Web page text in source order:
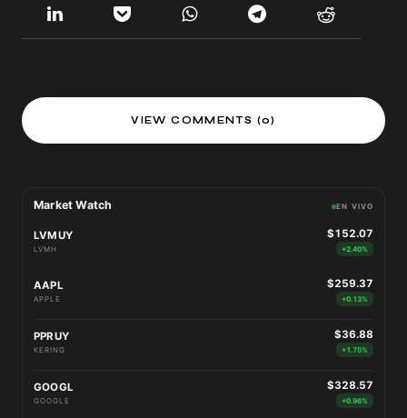
VIEW COMMENTS (0)
Market Watch EN VIVO
LVMUY
LVMH
$152.07
+2.40%
AAPL
APPLE
$259.37
+0.13%
PPRUY
KERING
$36.88
+1.75%
GOOGL
GOOGLE
$328.57
+0.96%